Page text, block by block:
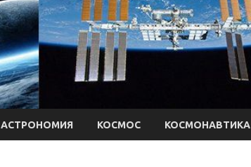
АСТРОНОМИЯ КОСМОС КОСМОНАВТИКА